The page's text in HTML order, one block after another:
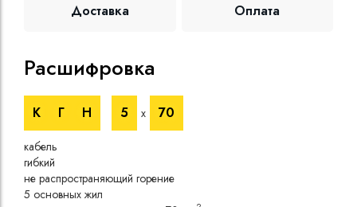
Доставка Оплата
Расшифровка
К Г Н 5 х 70
кабель
гибкий
не распространяющий горение
5 основных жил